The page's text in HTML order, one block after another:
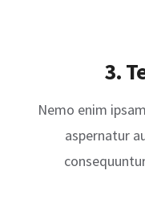
3.
Nemo enim
aspernatur